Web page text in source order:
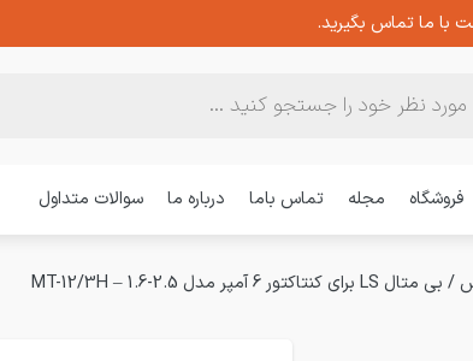
با ما تماس بگیرید.
فروشگاه مجله تماس باما درباره ما سوالات متداول
/ بی متال LS برای کنتاکتور 6 آمپر مدل MT-12/3H – 1.6-2.5